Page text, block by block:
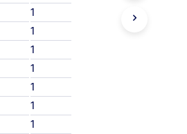
1
1
1
1
1
1
1